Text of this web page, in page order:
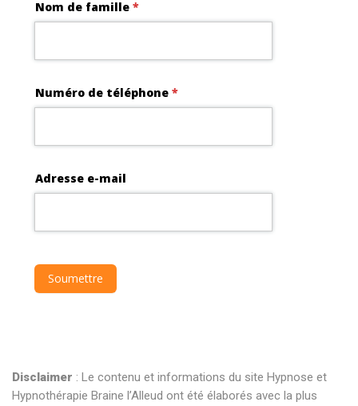
Disclaimer : Le contenu et informations du site Hypnose et
Hypnothérapie Braine l’Alleud ont été élaborés avec la plus